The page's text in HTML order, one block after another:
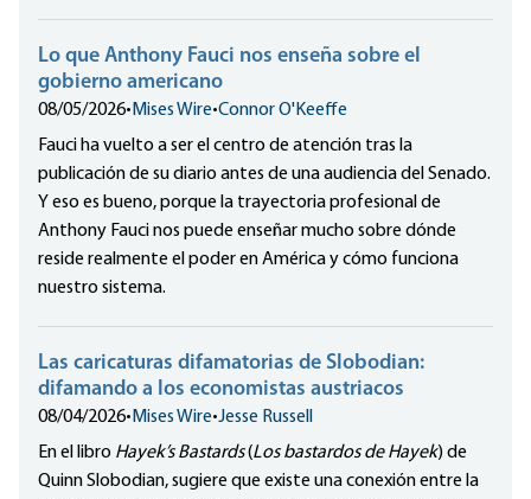
Lo que Anthony Fauci nos enseña sobre el
gobierno americano
08/05/2026• Mises Wire•Connor O'Keeffe
Fauci ha vuelto a ser el centro de atención tras la
publicación de su diario antes de una audiencia del Senado.
Y eso es bueno, porque la trayectoria profesional de
Anthony Fauci nos puede enseñar mucho sobre dónde
reside realmente el poder en América y cómo funciona
nuestro sistema.
Las caricaturas difamatorias de Slobodian:
difamando a los economistas austriacos
08/04/2026• Mises Wire•Jesse Russell
En el libro Hayek’s Bastards(Los bastardos de Hayek) de
Quinn Slobodian, sugiere que existe una conexión entre la